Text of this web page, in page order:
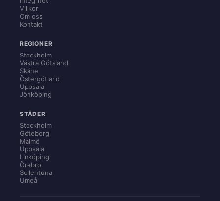
Villkor
Om oss
Kontakt
REGIONER
Stockholm
Västra Götaland
Skåne
Östergötland
Uppsala
Jönköping
STÄDER
Stockholm
Göteborg
Malmö
Uppsala
Linköping
Örebro
Sollentuna
Umeå